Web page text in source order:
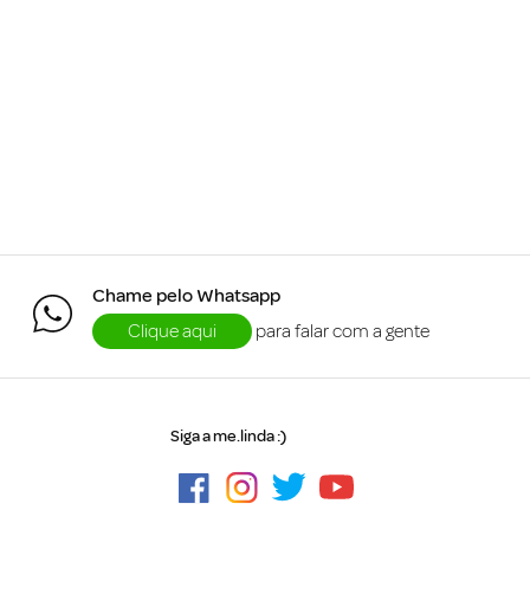
Chame pelo Whatsapp
Clique aqui
para falar com a gente
Siga a me.linda :)